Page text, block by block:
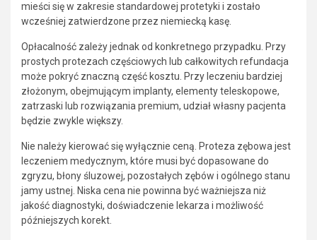
mieści się w zakresie standardowej protetyki i zostało
wcześniej zatwierdzone przez niemiecką kasę.
Opłacalność zależy jednak od konkretnego przypadku. Przy
prostych protezach częściowych lub całkowitych refundacja
może pokryć znaczną część kosztu. Przy leczeniu bardziej
złożonym, obejmującym implanty, elementy teleskopowe,
zatrzaski lub rozwiązania premium, udział własny pacjenta
będzie zwykle większy.
Nie należy kierować się wyłącznie ceną. Proteza zębowa jest
leczeniem medycznym, które musi być dopasowane do
zgryzu, błony śluzowej, pozostałych zębów i ogólnego stanu
jamy ustnej. Niska cena nie powinna być ważniejsza niż
jakość diagnostyki, doświadczenie lekarza i możliwość
późniejszych korekt.